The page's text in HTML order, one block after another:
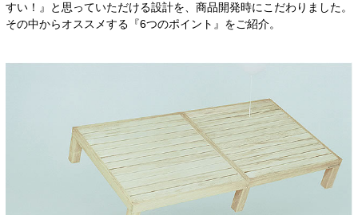
すい！』と思っていただける設計を、商品開発時にこだわりました。
その中からオススメする『6つのポイント』をご紹介。